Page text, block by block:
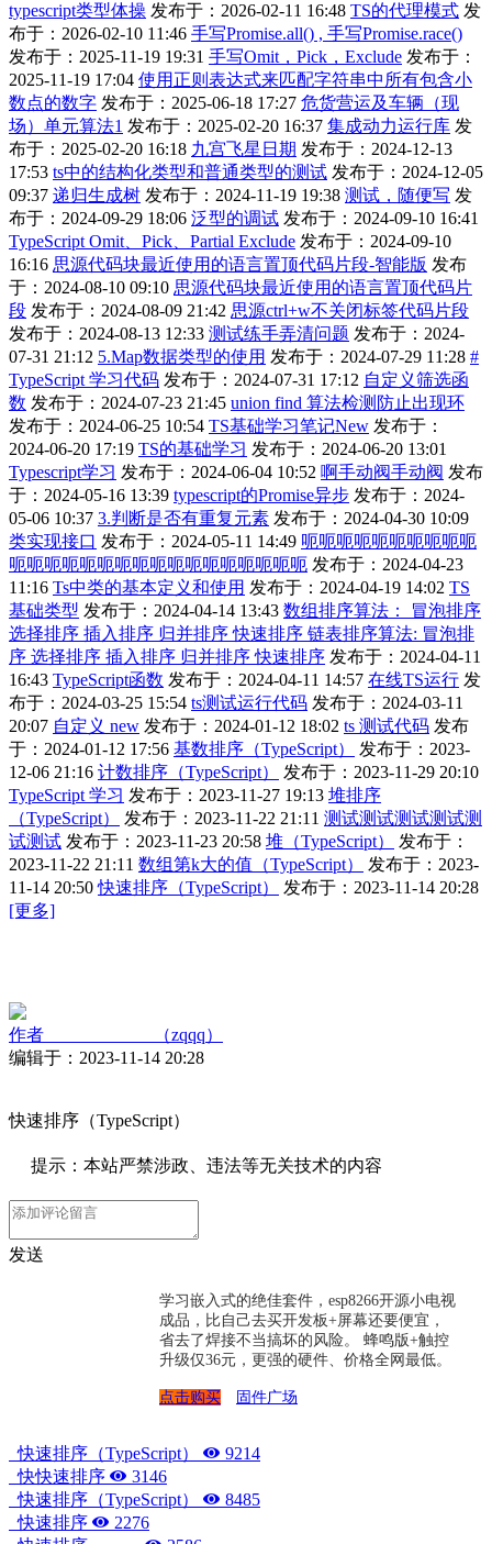
typescript类型体操 发布于：2026-02-11 16:48 TS的代理模式 发
布于：2026-02-10 11:46 手写Promise.all() , 手写Promise.race()
发布于：2025-11-19 19:31 手写Omit，Pick，Exclude 发布于：
2025-11-19 17:04 使用正则表达式来匹配字符串中所有包含小
数点的数字 发布于：2025-06-18 17:27 危货营运及车辆（现
场）单元算法1 发布于：2025-02-20 16:37 集成动力运行库 发
布于：2025-02-20 16:18 九宫飞星日期 发布于：2024-12-13
17:53 ts中的结构化类型和普通类型的测试 发布于：2024-12-05
09:37 递归生成树 发布于：2024-11-19 19:38 测试，随便写 发
布于：2024-09-29 18:06 泛型的调试 发布于：2024-09-10 16:41
TypeScript Omit、Pick、Partial Exclude 发布于：2024-09-10
16:16 思源代码块最近使用的语言置顶代码片段-智能版 发布
于：2024-08-10 09:10 思源代码块最近使用的语言置顶代码片
段 发布于：2024-08-09 21:42 思源ctrl+w不关闭标签代码片段
发布于：2024-08-13 12:33 测试练手弄清问题 发布于：2024-
07-31 21:12 5.Map数据类型的使用 发布于：2024-07-29 11:28 #
TypeScript 学习代码 发布于：2024-07-31 17:12 自定义筛选函
数 发布于：2024-07-23 21:45 union find 算法检测防止出现环
发布于：2024-06-25 10:54 TS基础学习笔记New 发布于：
2024-06-20 17:19 TS的基础学习 发布于：2024-06-20 13:01
Typescript学习 发布于：2024-06-04 10:52 啊手动阀手动阀 发布
于：2024-05-16 13:39 typescript的Promise异步 发布于：2024-
05-06 10:37 3.判断是否有重复元素 发布于：2024-04-30 10:09
类实现接口 发布于：2024-05-11 14:49 呃呃呃呃呃呃呃呃呃呃
呃呃呃呃呃呃呃呃呃呃呃呃呃呃呃呃呃 发布于：2024-04-23
11:16 Ts中类的基本定义和使用 发布于：2024-04-19 14:02 TS
基础类型 发布于：2024-04-14 13:43 数组排序算法： 冒泡排序
选择排序 插入排序 归并排序 快速排序 链表排序算法: 冒泡排
序 选择排序 插入排序 归并排序 快速排序 发布于：2024-04-11
16:43 TypeScript函数 发布于：2024-04-11 14:57 在线TS运行 发
布于：2024-03-25 15:54 ts测试运行代码 发布于：2024-03-11
20:07 自定义 new 发布于：2024-01-12 18:02 ts 测试代码 发布
于：2024-01-12 17:56 基数排序（TypeScript）
发布于：2023-
12-06 21:16 计数排序（TypeScript）
发布于：2023-11-29 20:10
TypeScript 学习 发布于：2023-11-27 19:13 堆排序
（TypeScript）
发布于：2023-11-22 21:11 测试测试测试测试测
试测试 发布于：2023-11-23 20:58 堆（TypeScript）
发布于：
2023-11-22 21:11 数组第k大的值（TypeScript）
发布于：2023-
11-14 20:50 快速排序（TypeScript）
发布于：2023-11-14 20:28
[更多]
作者 （zqqq）
编辑于：2023-11-14 20:28
快速排序（TypeScript）
提示：本站严禁涉政、违法等无关技术的内容
发送
学习嵌入式的绝佳套件，esp8266开源小电视
成品，比自己去买开发板+屏幕还要便宜，
省去了焊接不当搞坏的风险。 蜂鸣版+触控
升级仅36元，更强的硬件、价格全网最低。
点击购买 固件广场
快速排序（TypeScript）
9214
快快速排序
3146
快速排序（TypeScript）
8485
快速排序
2276